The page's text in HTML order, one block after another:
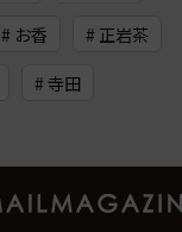
# お香 # 正岩茶
# 寺田